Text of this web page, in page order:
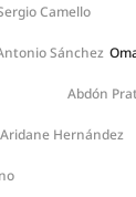
Camello
Sánchez
Abdón
Aridane Hernández